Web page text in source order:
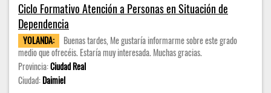
Ciclo Formativo Atención a Personas en Situación de
Dependencia
YOLANDA:
Buenas tardes, Me gustaría informarme sobre este grado
medio que ofrecéis. Estaría muy interesada. Muchas gracias.
Provincia:Ciudad Real
Ciudad:Daimiel